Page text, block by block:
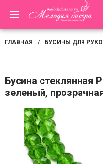
ГЛАВНАЯ / БУСИНЫ ДЛЯ
Бусина стеклянная
зеленый,